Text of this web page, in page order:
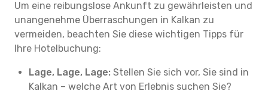
Um eine reibungslose Ankunft zu gewährleisten und
unangenehme Überraschungen in Kalkan zu
vermeiden, beachten Sie diese wichtigen Tipps für
Ihre Hotelbuchung:
Lage, Lage, Lage: Stellen Sie sich vor, Sie sind in
Kalkan – welche Art von Erlebnis suchen Sie?